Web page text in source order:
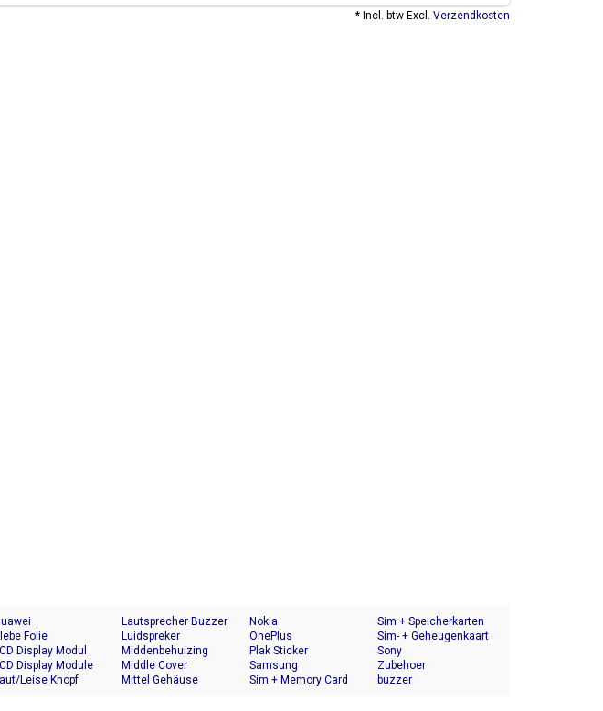
* Incl. btw Excl. Verzendkosten
Folie
Display Modul
Display Module
Leise Knopf
Lautsprecher Buzzer
Luidspreker
Middenbehuizing
Middle Cover
Mittel Gehäuse
Nokia
OnePlus
Plak Sticker
Samsung
Sim + Memory Card
Sim + Speicherkarten
Halter
Sim- + Geheugenkaart
Houder
Sony
Zubehoer
buzzer